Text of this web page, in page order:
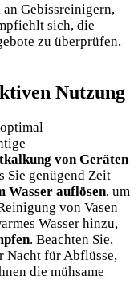
Gebissreinigern,
sich, die
zu überprüfen,
Nutzung
optimal
von Geräten
Sie genügend Zeit
Wasser auflösen, um
von Vasen
Wasser hinzu,
. Beachten Sie,
Nacht für Abflüsse,
die mühsame